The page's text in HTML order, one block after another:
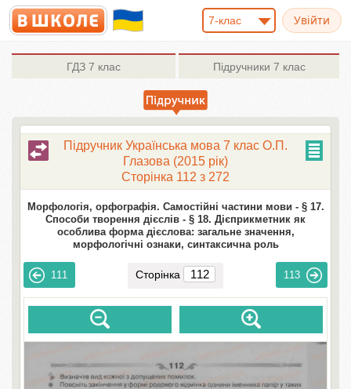
7-клас
ГДЗ 7 клас Підручники 7 клас
Підручник Українська мова 7 клас О.П.
Глазова (2015 рік)
Сторінка 112 з 272
Морфологія, орфографія. Самостійні частини мови - § 17.
Способи творення дієслів - § 18. Дієприкметник як
особлива форма дієслова: загальне значення,
морфологічні ознаки, синтаксична роль
111 Сторінка 113